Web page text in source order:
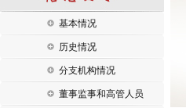
基本情况
历史情况
分支机构情况
董事监事和高管人员